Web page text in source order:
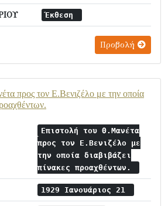
Έκθεση
Προβολή
προς τον Ε.Βενιζέλο με την οποία
Επιστολή του Θ.Μανέτα
προς τον Ε.Βενιζέλο με
την οποία διαβιβάζει
πίνακες προαχθέντων.
1929 Ιανουάριος 21